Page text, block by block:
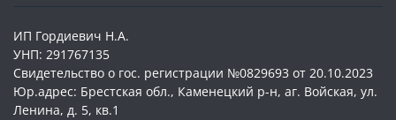
ИП Гордиевич Н.А.
УНП: 291767135
Свидетельство о гос. регистрации №0829693 от 20.10.2023
Юр.адрес: Брестская обл., Каменецкий р-н, аг. Войская, ул.
Ленина, д. 5, кв.1